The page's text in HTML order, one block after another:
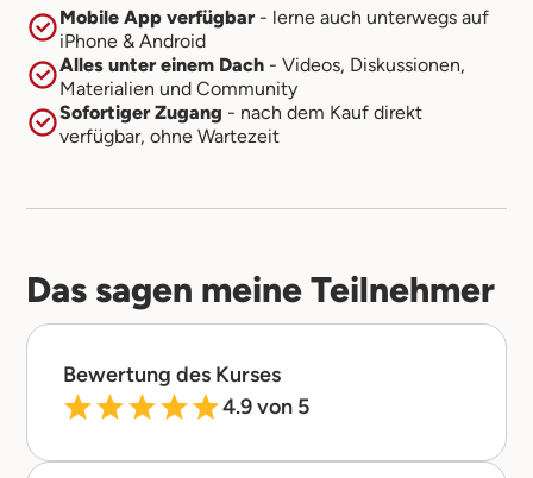
Mobile App verfügbar- lerne auch unterwegs auf
iPhone & Android
Alles unter einem Dach - Videos, Diskussionen,
Materialien und Community
Sofortiger Zugang - nach dem Kauf direkt
verfügbar, ohne Wartezeit
Das sagen meine Teilnehmer
Bewertung des Kurses
4.9 von 5